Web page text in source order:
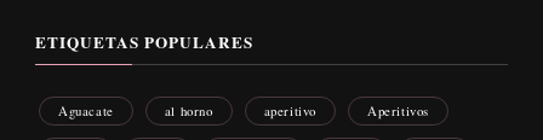
ETIQUETAS POPULARES
Aguacate al horno aperitivo Aperitivos